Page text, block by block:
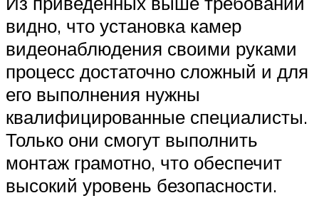
видно, что установка камер
видеонаблюдения своими руками
процесс достаточно сложный и для
его выполнения нужны
квалифицированные специалисты.
Только они смогут выполнить
монтаж грамотно, что обеспечит
высокий уровень безопасности.